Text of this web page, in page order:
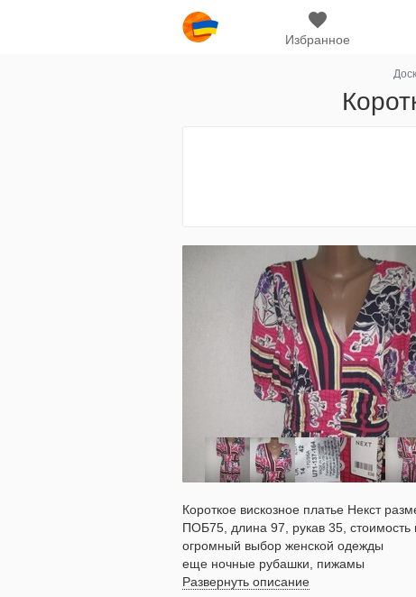
Избранное
Короткое вискозное платье Некст
ПОБ75, длина 97, рукав 35,
огромный выбор женской одежды
еще ночные рубашки, пижамы
Развернуть описание